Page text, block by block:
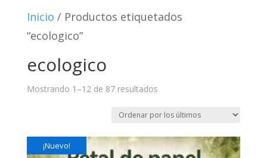
Inicio / Productos etiquetados
“ecologico”
ecologico
Mostrando 1–12 de 87 resultados
¡Nuevo!